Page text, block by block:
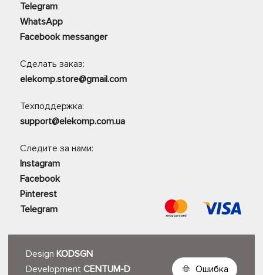
Telegram
WhatsApp
Facebook messanger
Сделать заказ:
elekomp.store@gmail.com
Техподдержка:
support@elekomp.com.ua
Следите за нами:
Instagram
Facebook
Pinterest
Telegram
Design KODSGN
Development CENTUM-D Ошибка